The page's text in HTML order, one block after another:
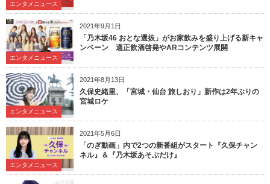
エンタメニュース
2021年9月1日
エンタメニュース
「乃木坂46 おとな選抜」がお家飲みを盛り上げる新キャ
ンペーン 適正飲酒啓発やARコンテンツ展開
2021年8月13日
エンタメニュース
久保史緒里、「宮城・仙台 旅しおり」新作は2年ぶりの
宮城ロケ
2021年5月6日
エンタメニュース
「のぎ動画」内で2つの新番組がスタート『久保チャン
ネル』＆『乃木坂あそぶだけ』